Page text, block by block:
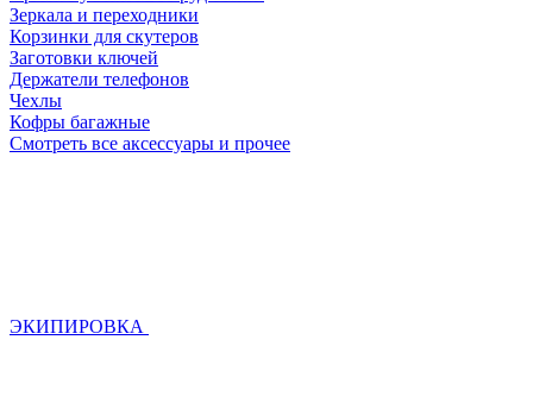
Зеркала и переходники
Корзинки для скутеров
Заготовки ключей
Держатели телефонов
Чехлы
Кофры багажные
Смотреть все аксессуары и прочее
ЭКИПИРОВКА